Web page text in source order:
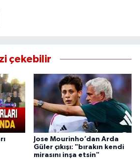
çekebilir
Jose Mourinho’dan Arda
Güler çıkışı: "bırakın kendi
mirasını inşa etsin"